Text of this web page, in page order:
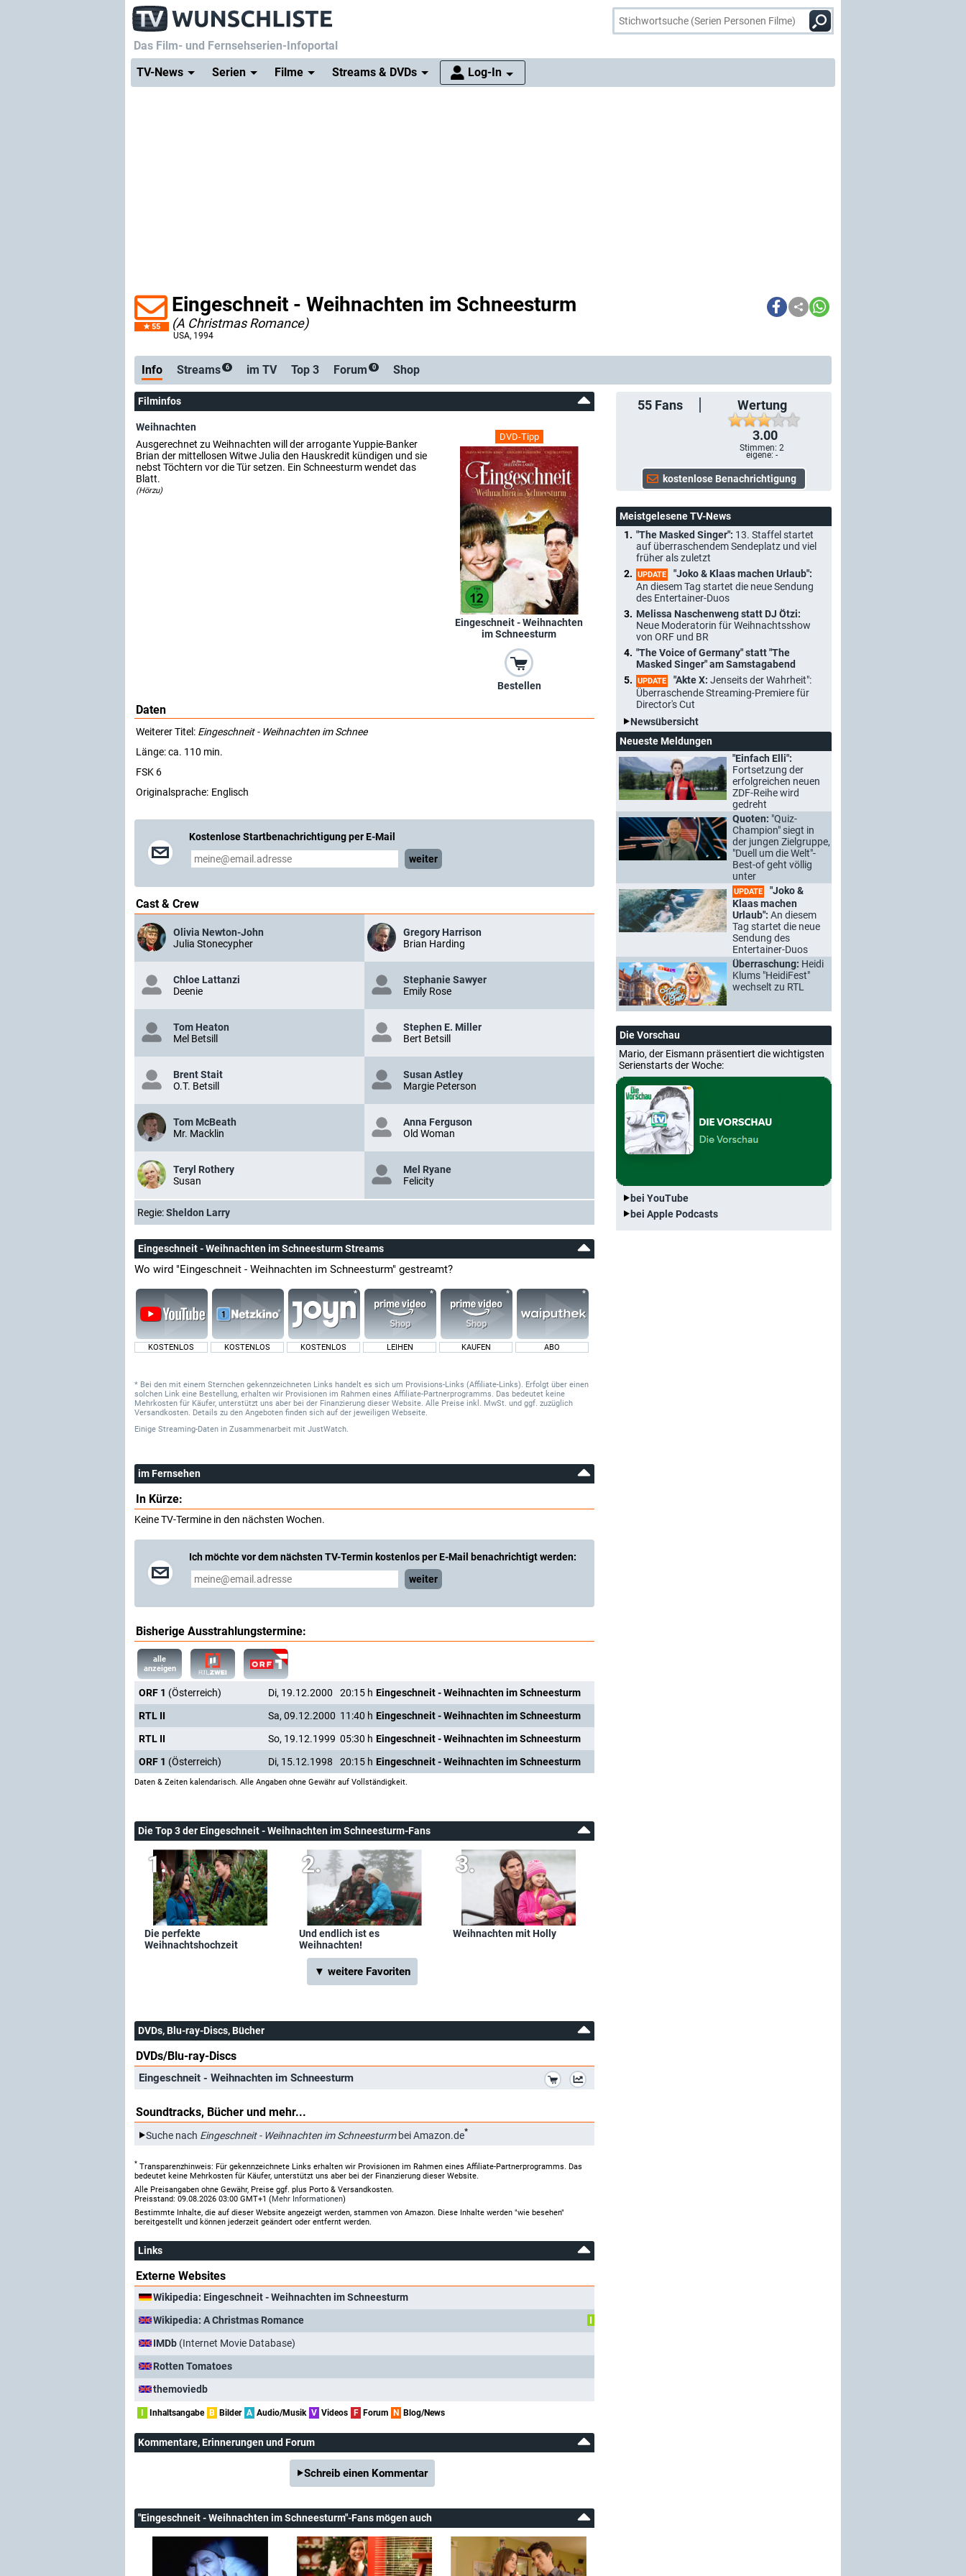
Das Film- und Fernsehserien-Infoportal
TV-News
Serien Filme Streams & DVDs Log-In
55
Eingeschneit - Weihnachten im Schneesturm
(A Christmas Romance)
USA, 1994
Info Streams 6 im TV Top 3 Forum 0 Shop
55 Fans
Wertung
3.00
Stimmen:2
eigene: -
Filminfos
DVD-Tipp
Eingeschneit - Weihnachten
im Schneesturm
Bestellen
Weihnachten
Ausgerechnet zu Weihnachten will der arrogante Yuppie-Banker
Brian der mittellosen Witwe Julia den Hauskredit kündigen und sie
nebst Töchtern vor die Tür setzen. Ein Schneesturm wendet das
Blatt.
(Hörzu)
Daten
Weiterer Titel: Eingeschneit - Weihnachten im Schnee
Länge: ca. 110 min.
FSK 6
Originalsprache: Englisch
Kostenlose Startbenachrichtigung per E-Mail
weiter
Cast & Crew
Olivia Newton-John
Julia Stonecypher
Gregory Harrison
Brian Harding
Chloe Lattanzi
Deenie
Stephanie Sawyer
Emily Rose
Tom Heaton
Mel Betsill
Stephen E. Miller
Bert Betsill
Brent Stait
O.T. Betsill
Susan Astley
Margie Peterson
Tom McBeath
Mr. Macklin
Anna Ferguson
Old Woman
Teryl Rothery
Susan
Mel Ryane
Felicity
Regie:Sheldon Larry
Eingeschneit - Weihnachten im Schneesturm Streams
Wo wird "Eingeschneit - Weihnachten im Schneesturm" gestreamt?
KOSTENLOS KOSTENLOS KOSTENLOS LEIHEN KAUFEN ABO
* Bei den mit einem Sternchen gekennzeichneten Links handelt es sich um Provisions-Links (Affiliate-Links). Erfolgt über einen
solchen Link eine Bestellung, erhalten wir Provisionen im Rahmen eines Affiliate-Partnerprogramms. Das bedeutet keine
Mehrkosten für Käufer, unterstützt uns aber bei der Finanzierung dieser Website. Alle Preise inkl. MwSt. und ggf. zuzüglich
Versandkosten. Details zu den Angeboten finden sich auf der jeweiligen Webseite.
Einige Streaming-Daten in Zusammenarbeit mit JustWatch.
im Fernsehen
In Kürze:
Keine TV-Termine in den nächsten Wochen.
Ich möchte vor dem nächsten TV-Termin kostenlos per E-Mail benachrichtigt werden:
weiter
Bisherige Ausstrahlungstermine:
alle
anzeigen
ORF 1 (Österreich) Di, 19.12.2000 20:15 h Eingeschneit - Weihnachten im Schneesturm
RTL II
Sa, 09.12.2000 11:40 h Eingeschneit - Weihnachten im Schneesturm
RTL II
So, 19.12.1999 05:30 h Eingeschneit - Weihnachten im Schneesturm
ORF 1 (Österreich) Di, 15.12.1998 20:15 h Eingeschneit - Weihnachten im Schneesturm
Daten & Zeiten kalendarisch. Alle Angaben ohne Gewähr auf Vollständigkeit.
Die Top 3 der Eingeschneit - Weihnachten im Schneesturm-Fans
Die perfekte
Weihnachtshochzeit
Und endlich ist es
Weihnachten!
Weihnachten mit Holly
▼ weitere Favoriten
DVDs, Blu-ray-Discs, Bücher
DVDs/Blu-ray-Discs
Eingeschneit - Weihnachten im Schneesturm
Soundtracks, Bücher und mehr...
Suche nach Eingeschneit - Weihnachten im Schneesturmbei Amazon.de*
* Transparenzhinweis: Für gekennzeichnete Links erhalten wir Provisionen im Rahmen eines Affiliate-Partnerprogramms. Das
bedeutet keine Mehrkosten für Käufer, unterstützt uns aber bei der Finanzierung dieser Website.
Alle Preisangaben ohne Gewähr, Preise ggf. plus Porto & Versandkosten.
Preisstand: 09.08.2026 03:00 GMT+1 (Mehr Informationen)
Bestimmte Inhalte, die auf dieser Website angezeigt werden, stammen von Amazon. Diese Inhalte werden "wie besehen"
bereitgestellt und können jederzeit geändert oder entfernt werden.
Links
Externe Websites
Wikipedia: Eingeschneit - Weihnachten im Schneesturm
Wikipedia: A Christmas Romance
I
IMDb (Internet Movie Database)
Rotten Tomatoes
themoviedb
Inhaltsangabe B Bilder A Audio/Musik V Videos F Forum N Blog/News
Kommentare, Erinnerungen und Forum
Schreib einen Kommentar
"Eingeschneit - Weihnachten im Schneesturm"-Fans mögen auch
Meistgelesene TV-News
"The Masked Singer": 13. Staffel startet
auf überraschendem Sendeplatz und viel
früher als zuletzt
UPDATE
"Joko & Klaas machen Urlaub":
An diesem Tag startet die neue Sendung
des Entertainer-Duos
Melissa Naschenweng statt DJ Ötzi:
Neue Moderatorin für Weihnachtsshow
von ORF und BR
"The Voice of Germany" statt "The
Masked Singer" am Samstagabend
UPDATE "Akte X: Jenseits der Wahrheit":
Überraschende Streaming-Premiere für
Director's Cut
Newsübersicht
Neueste Meldungen
"Einfach Elli":
Fortsetzung der
erfolgreichen neuen
ZDF-Reihe wird
gedreht
Quoten: "Quiz-
Champion" siegt in
der jungen Zielgruppe,
"Duell um die Welt"-
Best-of geht völlig
unter
UPDATE
"Joko &
Klaas machen
Urlaub": An diesem
Tag startet die neue
Sendung des
Entertainer-Duos
Überraschung: Heidi
Klums "HeidiFest"
wechselt zu RTL
Die Vorschau
Mario, der Eismann präsentiert die wichtigsten
Serienstarts der Woche:
bei YouTube
bei Apple Podcasts